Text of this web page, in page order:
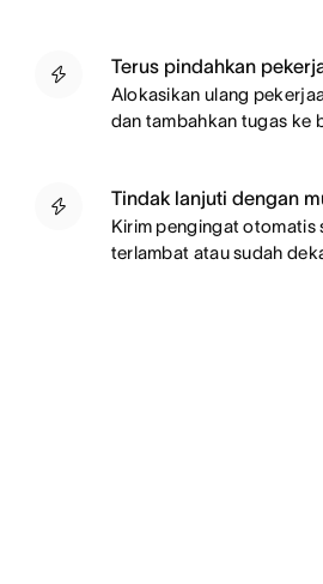
Terus pindahkan
Alokasikan ulang
dan tambahkan tugas ke
Tindak lanjuti dengan
Kirim pengingat otomatis
terlambat atau sudah